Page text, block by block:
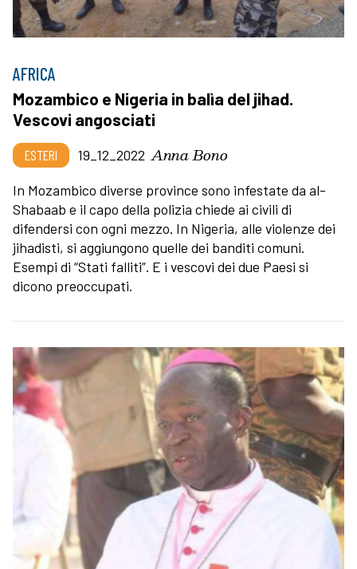
AFRICA
Mozambico e Nigeria in balìa del jihad.
Vescovi angosciati
ESTERI 19_12_2022 Anna Bono
In Mozambico diverse province sono infestate da al-
Shabaab e il capo della polizia chiede ai civili di
difendersi con ogni mezzo. In Nigeria, alle violenze dei
jihadisti, si aggiungono quelle dei banditi comuni.
Esempi di “Stati falliti”. E i vescovi dei due Paesi si
dicono preoccupati.